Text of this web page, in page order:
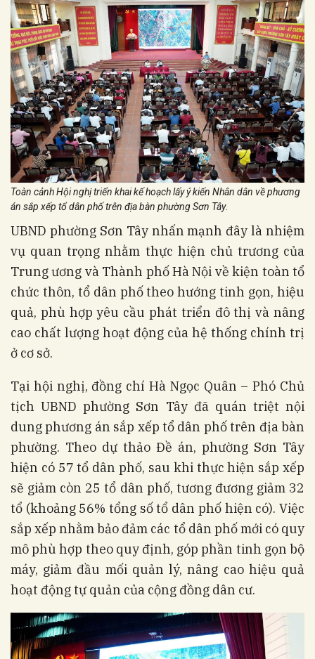
Toàn cảnh Hội nghị triển khai kế hoạch lấy ý kiến Nhân dân về phương
án sắp xếp tổ dân phố trên địa bàn phường Sơn Tây.
UBND phường Sơn Tây nhấn mạnh đây là nhiệm
vụ quan trọng nhằm thực hiện chủ trương của
Trung ương và Thành phố Hà Nội về kiện toàn tổ
chức thôn, tổ dân phố theo hướng tinh gọn, hiệu
quả, phù hợp yêu cầu phát triển đô thị và nâng
cao chất lượng hoạt động của hệ thống chính trị
ở cơ sở.
Tại hội nghị, đồng chí Hà Ngọc Quân – Phó Chủ
tịch UBND phường Sơn Tây đã quán triệt nội
dung phương án sắp xếp tổ dân phố trên địa bàn
phường. Theo dự thảo Đề án, phường Sơn Tây
hiện có 57 tổ dân phố, sau khi thực hiện sắp xếp
sẽ giảm còn 25 tổ dân phố, tương đương giảm 32
tổ (khoảng 56% tổng số tổ dân phố hiện có). Việc
sắp xếp nhằm bảo đảm các tổ dân phố mới có quy
mô phù hợp theo quy định, góp phần tinh gọn bộ
máy, giảm đầu mối quản lý, nâng cao hiệu quả
hoạt động tự quản của cộng đồng dân cư.